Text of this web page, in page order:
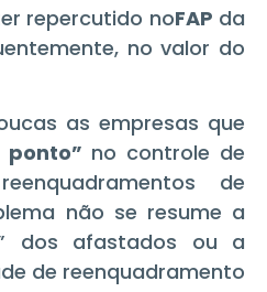
repercutido noFAP da
no valor do
as empresas que
ponto” no controle de
de
não se resume a
dos afastados ou a
de reenquadramento